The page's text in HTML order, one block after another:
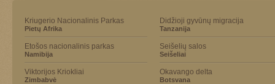
Kriugerio Nacionalinis Parkas
Pietų Afrika
Etošos nacionalinis parkas
Namibija
Viktorijos Kriokliai
Zimbabvė
Didžioji gyvūnų migracija
Tanzanija
Seišelių salos
Seišeliai
Okavango delta
Botsvana